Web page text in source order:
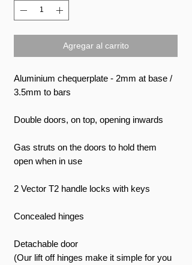
Agregar al carrito
Aluminium chequerplate - 2mm at base /
3.5mm to bars
Double doors, on top, opening inwards
Gas struts on the doors to hold them
open when in use
2 Vector T2 handle locks with keys
Concealed hinges
Detachable door
(Our lift off hinges make it simple for you